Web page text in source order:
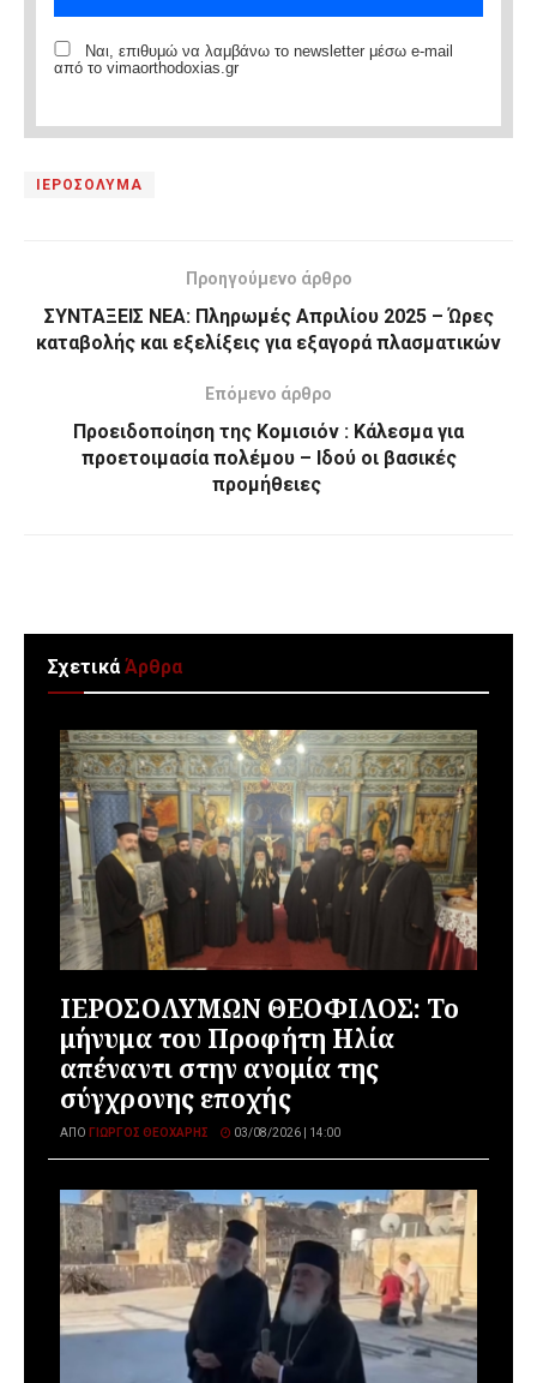
Ναι, επιθυμώ να λαμβάνω το newsletter μέσω e-mail
από το vimaorthodoxias.gr
ΙΕΡΟΣΟΛΥΜΑ
Προηγούμενο άρθρο
ΣΥΝΤΑΞΕΙΣ ΝΕΑ: Πληρωμές Απριλίου 2025 – Ώρες
καταβολής και εξελίξεις για εξαγορά πλασματικών
Επόμενο άρθρο
Προειδοποίηση της Κομισιόν : Κάλεσμα για
προετοιμασία πολέμου – Ιδού οι βασικές
προμήθειες
ΣχετικάΆρθρα
ΙΕΡΟΣΟΛΥΜΩΝ ΘΕΟΦΙΛΟΣ: Το
μήνυμα του Προφήτη Ηλία
απέναντι στην ανομία της
σύγχρονης εποχής
ΑΠΌ ΓΙΏΡΓΟΣ ΘΕΟΧΆΡΗΣ 03/08/2026 | 14:00